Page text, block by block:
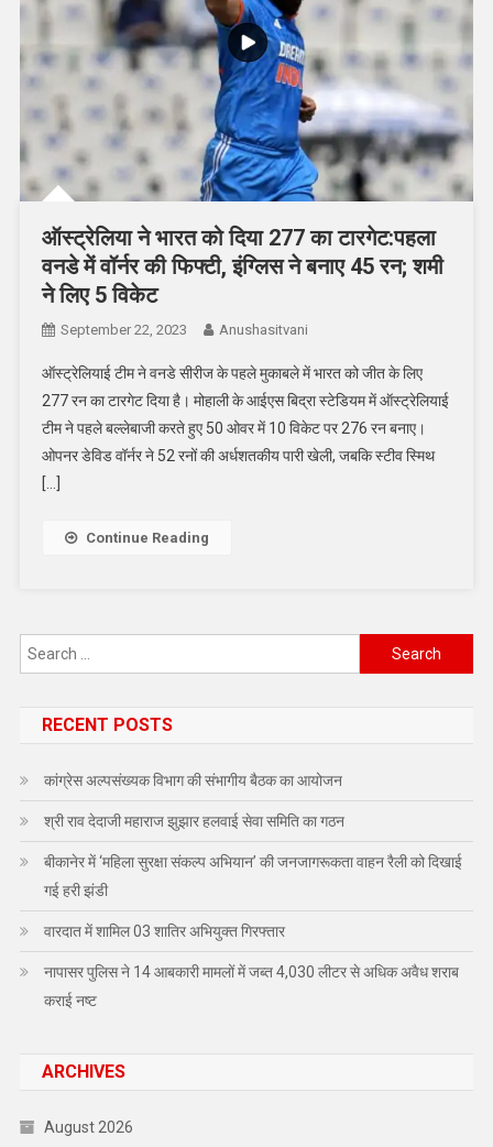
ऑस्ट्रेलिया ने भारत को दिया 277 का टारगेट:पहला
वनडे में वॉर्नर की फिफ्टी, इंग्लिस ने बनाए 45 रन; शमी
ने लिए 5 विकेट
September 22, 2023 Anushasitvani
ऑस्ट्रेलियाई टीम ने वनडे सीरीज के पहले मुकाबले में भारत को जीत के लिए
277 रन का टारगेट दिया है। मोहाली के आईएस बिद्रा स्टेडियम में ऑस्ट्रेलियाई
टीम ने पहले बल्लेबाजी करते हुए 50 ओवर में 10 विकेट पर 276 रन बनाए।
ओपनर डेविड वॉर्नर ने 52 रनों की अर्धशतकीय पारी खेली, जबकि स्टीव स्मिथ
[…]
Continue Reading
Search
for:
RECENT POSTS
कांग्रेस अल्पसंख्यक विभाग की संभागीय बैठक का आयोजन
श्री राव देदाजी महाराज झुझार हलवाई सेवा समिति का गठन
बीकानेर में ‘महिला सुरक्षा संकल्प अभियान’ की जनजागरूकता वाहन रैली को दिखाई
गई हरी झंडी
वारदात में शामिल 03 शातिर अभियुक्त गिरफ्तार
नापासर पुलिस ने 14 आबकारी मामलों में जब्त 4,030 लीटर से अधिक अवैध शराब
कराई नष्ट
ARCHIVES
August 2026